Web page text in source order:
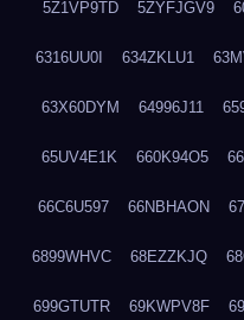
5Z1VP9TD 5ZYFJGV9
6316UU0I 634ZKLU1
63X60DYM 64996J11
65UV4E1K 660K94O5
66C6U597 66NBHAON
6899WHVC 68EZZKJQ
699GTUTR 69KWPV8F